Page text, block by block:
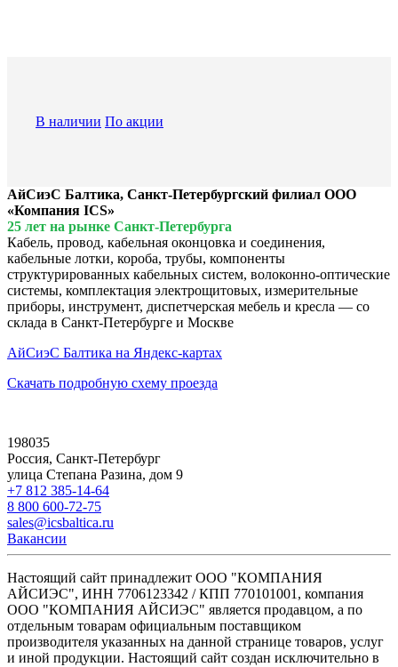
В наличии По акции
АйСиэС Балтика, Санкт-Петербургский филиал ООО
«Компания ICS»
25 лет на рынке Санкт-Петербурга
Кабель, провод, кабельная оконцовка и соединения,
кабельные лотки, короба, трубы, компоненты
структурированных кабельных систем, волоконно-оптические
системы, комплектация электрощитовых, измерительные
приборы, инструмент, диспетчерская мебель и кресла — со
склада в Санкт-Петербурге и Москве
АйСиэС Балтика на Яндекс-картах
Скачать подробную схему проезда
198035
Россия, Санкт-Петербург
улица Степана Разина, дом 9
+7 812 385-14-64
8 800 600-72-75
sales@icsbaltica.ru
Вакансии
Настоящий сайт принадлежит ООО "КОМПАНИЯ
АЙСИЭС", ИНН 7706123342 / КПП 770101001, компания
ООО "КОМПАНИЯ АЙСИЭС" является продавцом, а по
отдельным товарам официальным поставщиком
производителя указанных на данной странице товаров, услуг
и иной продукции. Настоящий сайт создан исключительно в